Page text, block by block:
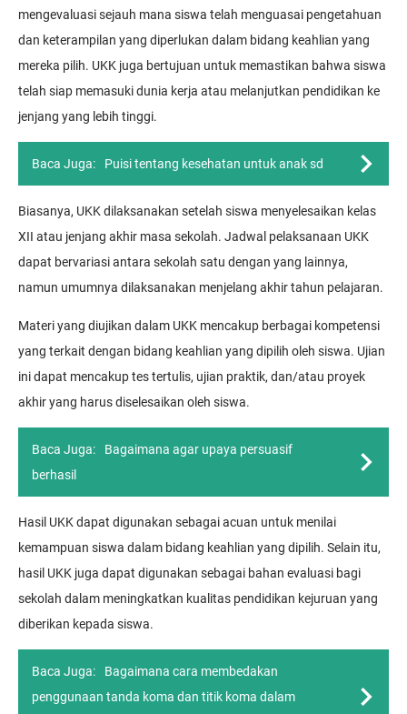
mengevaluasi sejauh mana siswa telah menguasai pengetahuan
dan keterampilan yang diperlukan dalam bidang keahlian yang
mereka pilih. UKK juga bertujuan untuk memastikan bahwa siswa
telah siap memasuki dunia kerja atau melanjutkan pendidikan ke
jenjang yang lebih tinggi.
Baca Juga: Puisi tentang kesehatan untuk anak sd
Biasanya, UKK dilaksanakan setelah siswa menyelesaikan kelas
XII atau jenjang akhir masa sekolah. Jadwal pelaksanaan UKK
dapat bervariasi antara sekolah satu dengan yang lainnya,
namun umumnya dilaksanakan menjelang akhir tahun pelajaran.
Materi yang diujikan dalam UKK mencakup berbagai kompetensi
yang terkait dengan bidang keahlian yang dipilih oleh siswa. Ujian
ini dapat mencakup tes tertulis, ujian praktik, dan/atau proyek
akhir yang harus diselesaikan oleh siswa.
Baca Juga:
Bagaimana agar upaya persuasif
berhasil
Hasil UKK dapat digunakan sebagai acuan untuk menilai
kemampuan siswa dalam bidang keahlian yang dipilih. Selain itu,
hasil UKK juga dapat digunakan sebagai bahan evaluasi bagi
sekolah dalam meningkatkan kualitas pendidikan kejuruan yang
diberikan kepada siswa.
Baca Juga:
Bagaimana cara membedakan
penggunaan tanda koma dan titik koma dalam